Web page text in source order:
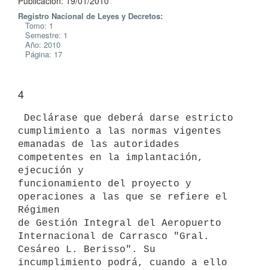
Registro Nacional de Leyes y Decretos:
Tomo: 1
Semestre: 1
Año: 2010
Página: 17
4
cumplimiento a las normas vigentes
emanadas de las autoridades
competentes en la implantación,
ejecución y
funcionamiento del proyecto y
operaciones a las que se refiere el
Régimen
de Gestión Integral del Aeropuerto
Internacional de Carrasco "Gral.
Cesáreo L. Berisso". Su
incumplimiento podrá, cuando a ello